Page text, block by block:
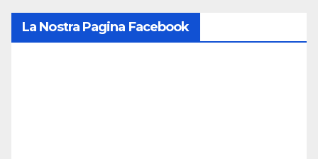
La Nostra Pagina Facebook